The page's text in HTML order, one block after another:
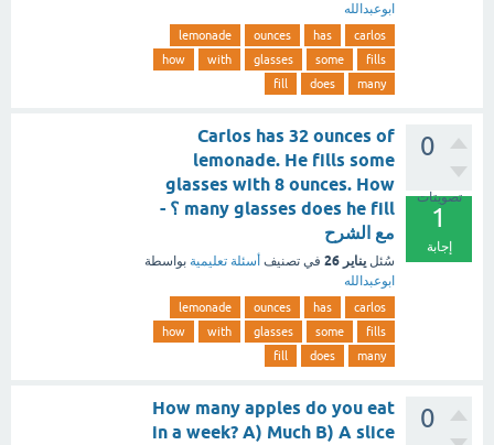
ابوعبدالله
carlos
has
ounces
lemonade
fills
some
glasses
with
how
many
does
fill
0
تصويتات
1
إجابة
Carlos has 32 ounces of
lemonade. He fills some
glasses with 8 ounces. How
many glasses does he fill ؟ -
مع الشرح
سُئل يناير 26 في تصنيف أسئلة تعليمية بواسطة
ابوعبدالله
carlos
has
ounces
lemonade
fills
some
glasses
with
how
many
does
fill
0
How many apples do you eat
in a week? A) Much B) A slice